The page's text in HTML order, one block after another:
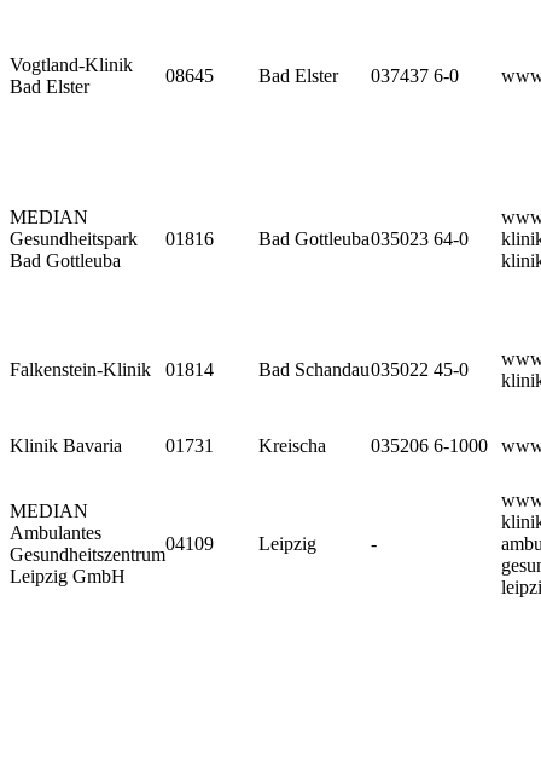
Vogtland-Klinik
Bad Elster
08645 Bad Elster 037437 6-0
MEDIAN
Gesundheitspark
Bad Gottleuba
01816 Bad Gottleuba035023 64-0
Falkenstein-Klinik 01814 Bad Schandau035022 45-0
Klinik Bavaria 01731 Kreischa 035206 6-1000
MEDIAN
Ambulantes
Gesundheitszentrum
Leipzig GmbH
04109 Leipzig -